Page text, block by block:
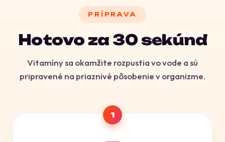
PRÍPRAVA
Hotovo za 30 sekúnd
Vitamíny sa okamžite rozpustia vo vode a sú
pripravené na priaznivé pôsobenie v organizme.
1